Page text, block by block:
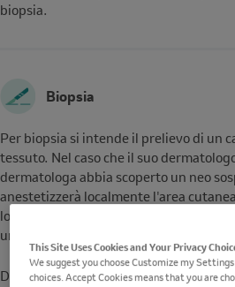
biopsia.
Biopsia
Per biopsia si intende il prelievo di un
tessuto. Nel caso che il suo
dermatologa abbia scoperto un neo
anestetizzerà localmente l'area
lo rimuoverà. Questo sarà poi inviato in
un esame approfondito.
Di solito si tratta di un piccolo
This Site Uses Cookies and Your Privacy
We suggest you choose Customize my
choices. Accept Cookies means that you are